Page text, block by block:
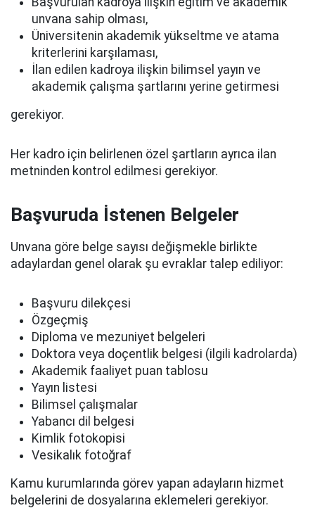
unvana sahip olması,
Üniversitenin akademik yükseltme ve atama
kriterlerini karşılaması,
İlan edilen kadroya ilişkin bilimsel yayın ve
akademik çalışma şartlarını yerine getirmesi
gerekiyor.
Her kadro için belirlenen özel şartların ayrıca ilan
metninden kontrol edilmesi gerekiyor.
Başvuruda İstenen Belgeler
Unvana göre belge sayısı değişmekle birlikte
adaylardan genel olarak şu evraklar talep ediliyor:
Başvuru dilekçesi
Özgeçmiş
Diploma ve mezuniyet belgeleri
Doktora veya doçentlik belgesi (ilgili kadrolarda)
Akademik faaliyet puan tablosu
Yayın listesi
Bilimsel çalışmalar
Yabancı dil belgesi
Kimlik fotokopisi
Vesikalık fotoğraf
Kamu kurumlarında görev yapan adayların hizmet
belgelerini de dosyalarına eklemeleri gerekiyor.